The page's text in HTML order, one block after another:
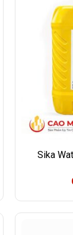
Sika